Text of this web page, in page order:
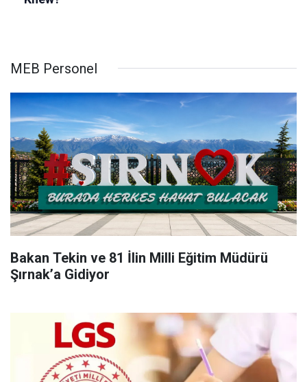
MEB Personel
Bakan Tekin ve 81 İlin Milli Eğitim Müdürü
Şırnak’a Gidiyor